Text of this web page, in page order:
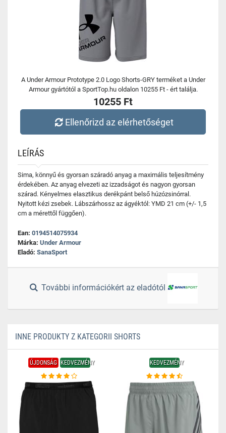
A Under Armour Prototype 2.0 Logo Shorts-GRY terméket a Under
Armour gyártótól a SportTop.hu oldalon 10255 Ft - ért találja.
10255 Ft
Ellenőrizd az elérhetőséget
LEÍRÁS
Sima, könnyű és gyorsan száradó anyag a maximális teljesítmény
érdekében. Az anyag elvezeti az izzadságot és nagyon gyorsan
szárad. Kényelmes elasztikus derékpánt belső húzózsinórral.
Nyitott kézi zsebek. Lábszárhossz az ágyéktól: YMD 21 cm (+/- 1,5
cm a mérettől függően).
Ean: 0194514075934
Márka: Under Armour
Eladó: SanaSport
További információkért az eladótól
INNE PRODUKTY Z KATEGORII SHORTS
ÚJDONSÁG KEDVEZMÉNY KEDVEZMÉNY